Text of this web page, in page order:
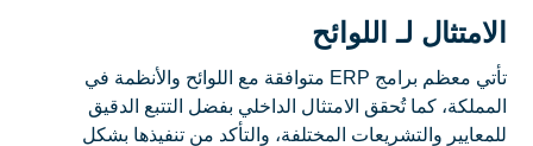
الامتثال لـ اللوائح
تأتي معظم برامج ERP متوافقة مع اللوائح والأنظمة في
المملكة، كما تُحقق الامتثال الداخلي بفضل التتبع الدقيق
للمعايير والتشريعات المختلفة، والتأكد من تنفيذها بشكل